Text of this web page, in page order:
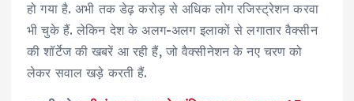
हो गया है. अभी तक डेढ़ करोड़ से अधिक लोग रजिस्ट्रेशन करवा
भी चुके हैं. लेकिन देश के अलग-अलग इलाकों से लगातार वैक्सीन
की शॉर्टेज की खबरें आ रही हैं, जो वैक्सीनेशन के नए चरण को
लेकर सवाल खड़े करती हैं.